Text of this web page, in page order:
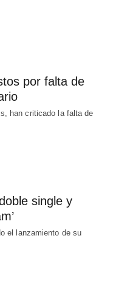
por falta de
han criticado la falta de
single y
el lanzamiento de su